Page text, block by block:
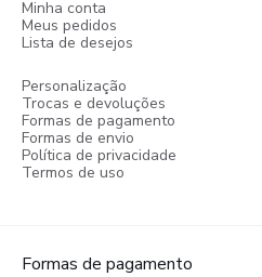
Minha conta
Meus pedidos
Lista de desejos
Personalização
Trocas e devoluções
Formas de pagamento
Formas de envio
Política de privacidade
Termos de uso
Formas de pagamento